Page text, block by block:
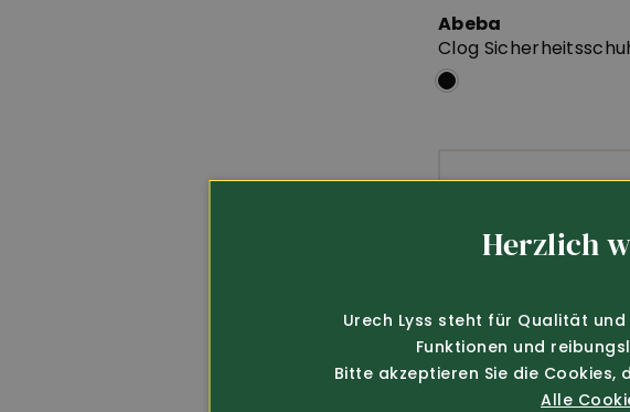
Abeba
Clog
Herzlich
Urech Lyss steht für Qualität
Funktionen und
Bitte akzeptieren Sie die
Alle